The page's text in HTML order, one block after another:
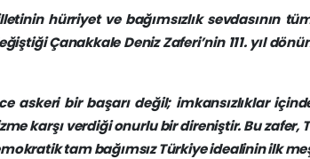
hürriyet ve bağımsızlık sevdasının
Çanakkale Deniz Zaferi’nin 111. yıl
askeri bir başarı değil; imkansızlıklar
karşı verdiği onurlu bir direniştir. Bu zafer,
tam bağımsız Türkiye idealinin ilk